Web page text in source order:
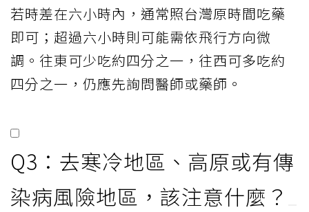
若時差在六小時內，通常照台灣原時間吃藥
即可；超過六小時則可能需依飛行方向微
調。往東可少吃約四分之一，往西可多吃約
四分之一，仍應先詢問醫師或藥師。
Q3：去寒冷地區、高原或有傳
染病風險地區，該注意什麼？